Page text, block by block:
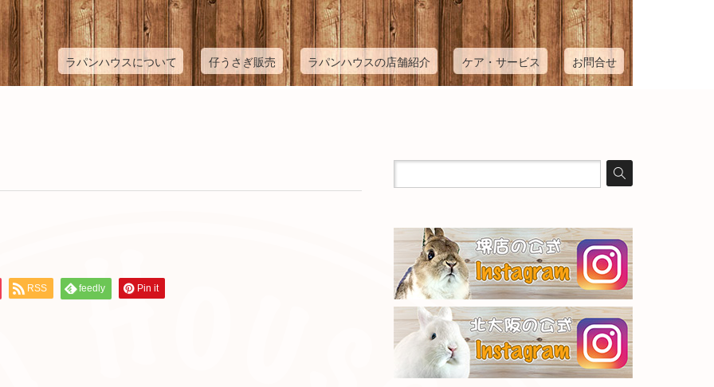
ラパンハウスについて 仔うさぎ販売 ラパンハウスの店舗紹介 ケア・サービス お問合せ
RSS feedly Pin it